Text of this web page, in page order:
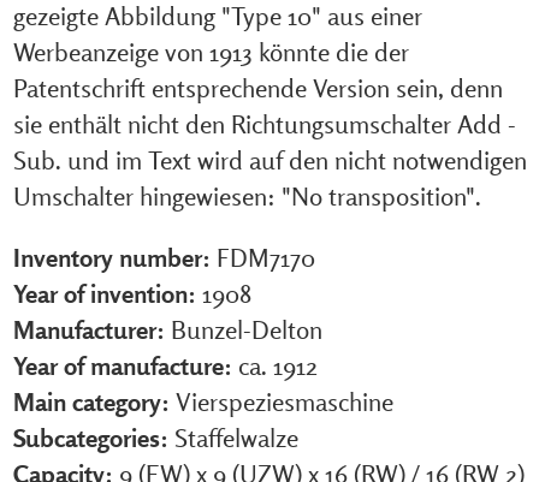
gezeigte Abbildung "Type 10" aus einer
Werbeanzeige von 1913 könnte die der
Patentschrift entsprechende Version sein, denn
sie enthält nicht den Richtungsumschalter Add -
Sub. und im Text wird auf den nicht notwendigen
Umschalter hingewiesen: "No transposition".
Inventory number: FDM7170
Year of invention: 1908
Manufacturer: Bunzel-Delton
Year of manufacture: ca. 1912
Main category: Vierspeziesmaschine
Subcategories: Staffelwalze
Capacity: 9 (EW) x 9 (UZW) x 16 (RW)/16 (RW 2)